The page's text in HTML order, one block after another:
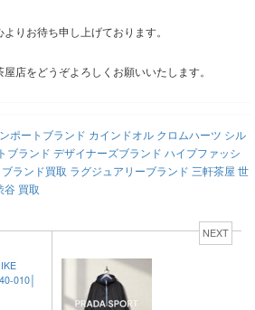
りお待ち申し上げております。
店をどうぞよろしくお願いいたします。
ポートブランド カインドオル クロムハーツ シル
ブランド デザイナーズブランド ハイプファッシ
ブランド買取 ラグジュアリーブランド 三軒茶屋 世
谷 買取
010│
NEXT